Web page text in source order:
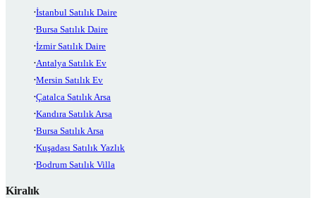
İstanbul Satılık Daire
Bursa Satılık Daire
İzmir Satılık Daire
Antalya Satılık Ev
Mersin Satılık Ev
Çatalca Satılık Arsa
Kandıra Satılık Arsa
Bursa Satılık Arsa
Kuşadası Satılık Yazlık
Bodrum Satılık Villa
Kiralık